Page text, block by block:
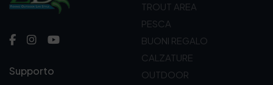
Supporto
TROUT AREA
PESCA
BUONI REGALO
CALZATURE
OUTDOOR